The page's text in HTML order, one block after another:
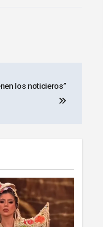
los noticieros”